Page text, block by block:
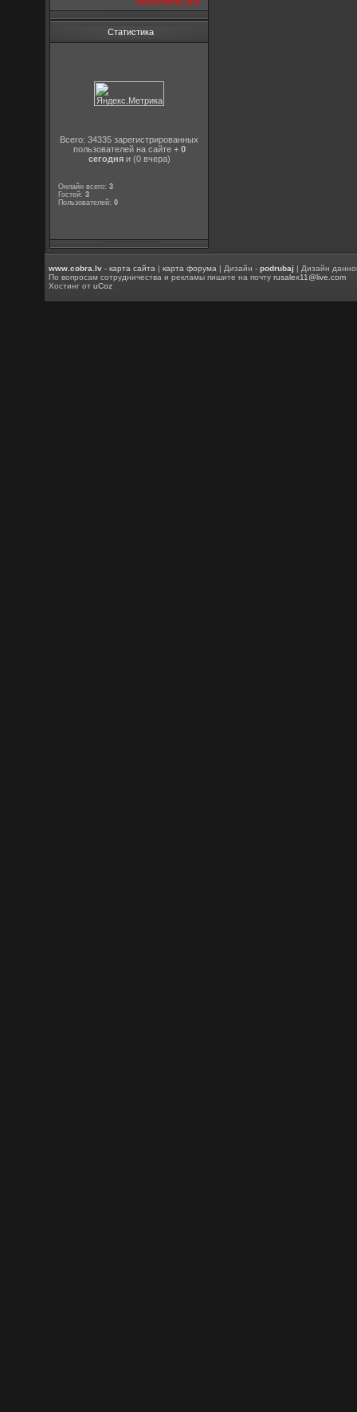
Статистика
Всего: 34335 зарегистрированных
пользователей на сайте + 0
сегодняи (0 вчера)
Онлайн всего:3
Гостей:3
Пользователей:0
www.cobra.lv -карта сайта |карта форума | Дизайн -podrubaj | Дизайн
По вопросам сотрудничества и рекламы пишите на почтуrusalex11@live.com
Хостинг отuCoz